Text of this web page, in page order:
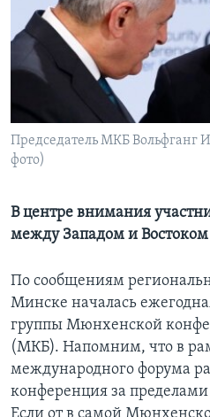
Learning English
СОЦИАЛЬНЫЕ СЕТИ
Языки
Председатель МКБ Вольфганг
фото)
В центре внимания
между Западом и Востоком
По сообщениям
Минске началась
группы Мюнхенской
(МКБ). Напомним, что в
международного форума
конференция за